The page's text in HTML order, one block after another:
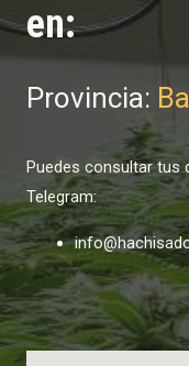
en:
Provincia:
Puedes consultar tus
Telegram: